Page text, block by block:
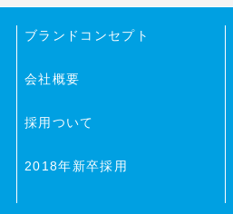
ブランドコンセプト
会社概要
採用ついて
2018年新卒採用